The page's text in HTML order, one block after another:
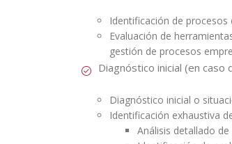
Identificación de
Evaluación de
gestión de procesos
Diagnóstico inicial (en
Diagnóstico inicial o
Identificación exhaustiva
Análisis detallado